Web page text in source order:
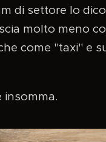
di settore lo
molto meno
come "taxi" e
insomma.